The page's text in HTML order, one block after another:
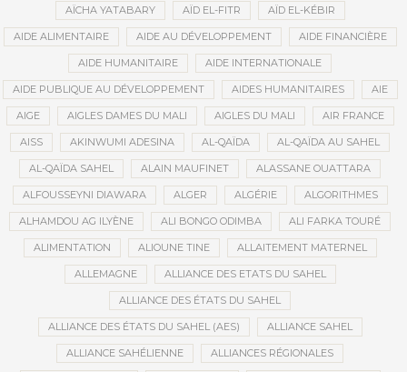
AÏCHA YATABARY AÏD EL-FITR AÏD EL-KÉBIR
AIDE ALIMENTAIRE AIDE AU DÉVELOPPEMENT AIDE FINANCIÈRE
AIDE HUMANITAIRE AIDE INTERNATIONALE
AIDE PUBLIQUE AU DÉVELOPPEMENT AIDES HUMANITAIRES AIE
AIGE AIGLES DAMES DU MALI AIGLES DU MALI AIR FRANCE
AISS AKINWUMI ADESINA AL-QAÏDA AL-QAÏDA AU SAHEL
AL-QAÏDA SAHEL ALAIN MAUFINET ALASSANE OUATTARA
ALFOUSSEYNI DIAWARA ALGER ALGÉRIE ALGORITHMES
ALHAMDOU AG ILYÈNE ALI BONGO ODIMBA ALI FARKA TOURÉ
ALIMENTATION ALIOUNE TINE ALLAITEMENT MATERNEL
ALLEMAGNE ALLIANCE DES ETATS DU SAHEL
ALLIANCE DES ÉTATS DU SAHEL
ALLIANCE DES ÉTATS DU SAHEL (AES) ALLIANCE SAHEL
ALLIANCE SAHÉLIENNE ALLIANCES RÉGIONALES